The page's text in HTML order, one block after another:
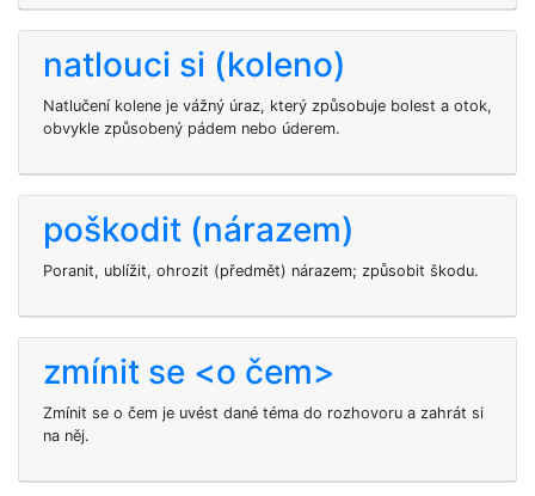
natlouci si (koleno)
Natlučení kolene je vážný úraz, který způsobuje bolest a otok,
obvykle způsobený pádem nebo úderem.
poškodit (nárazem)
Poranit, ublížit, ohrozit (předmět) nárazem; způsobit škodu.
zmínit se <o čem>
Zmínit se o čem je uvést dané téma do rozhovoru a zahrát si
na něj.